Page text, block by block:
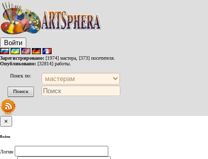
Войти
Зарегистрировано: [1974] мастера, [373] посетителя.
Опубликовано: [32814] работы.
Поиск по:
×
Войти
Логин